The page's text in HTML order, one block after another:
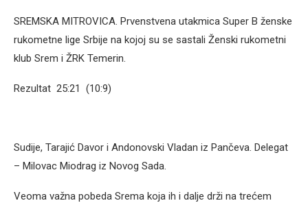
SREMSKA MITROVICA. Prvenstvena utakmica Super B ženske
rukometne lige Srbije na kojoj su se sastali Ženski rukometni
klub Srem i ŽRK Temerin.
Rezultat 25:21 (10:9)
Sudije, Tarajić Davor i Andonovski Vladan iz Pančeva. Delegat
– Milovac Miodrag iz Novog Sada.
Veoma važna pobeda Srema koja ih i dalje drži na trećem